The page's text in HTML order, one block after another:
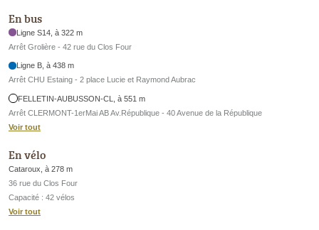
En bus
Ligne S14, à 322 m
Arrêt Grolière - 42 rue du Clos Four
Ligne B, à 438 m
Arrêt CHU Estaing - 2 place Lucie et Raymond Aubrac
FELLETIN-AUBUSSON-CL, à 551 m
Arrêt CLERMONT-1erMai AB Av.République - 40 Avenue de la République
Voir tout
En vélo
Cataroux, à 278 m
36 rue du Clos Four
Capacité : 42 vélos
Voir tout